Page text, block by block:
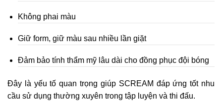
Không phai màu
Giữ form, giữ màu sau nhiều lần giặt
Đảm bảo tính thẩm mỹ lâu dài cho đồng phục đội bóng
Đây là yếu tố quan trọng giúp SCREAM đáp ứng tốt nhu
cầu sử dụng thường xuyên trong tập luyện và thi đấu.